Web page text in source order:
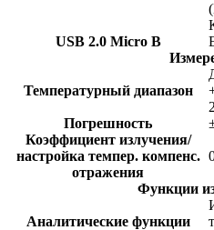
USB 2.0 Micro B
Температурный диапазон
Погрешность
Коэффициент излучения/
настройка темпер. компенс.
отражения
Функции
Аналитические функции